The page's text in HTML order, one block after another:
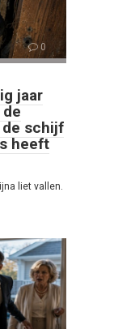
0
jaar
de schijf
heeft
liet vallen.